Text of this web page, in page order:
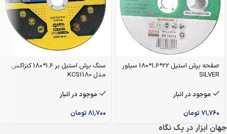
صفحه برش استیل 22*1.6*180 سیلور
SILVER
موجود در انبار
۷۱,۷۶۰تومان
سنگ برش استیل بر 1.6*180 کنزاکس
مدل KCS1180
موجود در انبار
۸۱,۷۰۰تومان
جهان ابزار در یک نگاه